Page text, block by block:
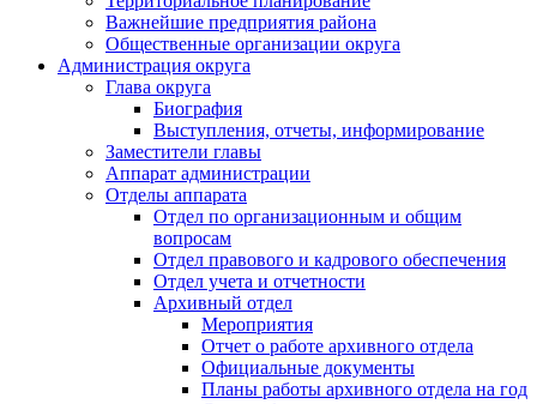
Важнейшие предприятия района
Общественные организации округа
Администрация округа
Глава округа
Биография
Выступления, отчеты, информирование
Заместители главы
Аппарат администрации
Отделы аппарата
Отдел по организационным и общим
вопросам
Отдел правового и кадрового обеспечения
Отдел учета и отчетности
Архивный отдел
Мероприятия
Отчет о работе архивного отдела
Официальные документы
Планы работы архивного отдела на год